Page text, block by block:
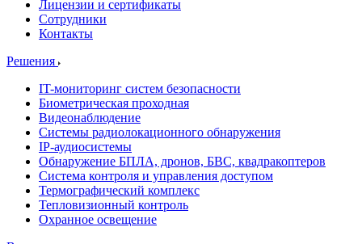
Лицензии и сертификаты
Сотрудники
Контакты
Решения
IT-мониторинг систем безопасности
Биометрическая проходная
Видеонаблюдение
Системы радиолокационного обнаружения
IP-аудиосистемы
Обнаружение БПЛА, дронов, БВС, квадракоптеров
Система контроля и управления доступом
Термографический комплекс
Тепловизионный контроль
Охранное освещение